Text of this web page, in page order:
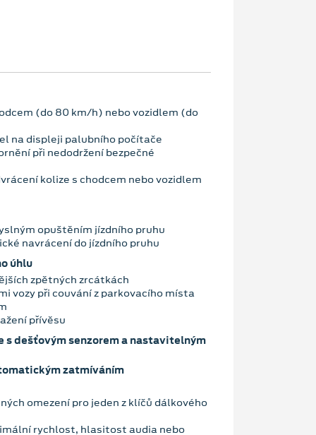
(do 80 km/h) nebo vozidlem (do
na displeji palubního počítače
při nedodržení bezpečné
kolize s chodcem nebo vozidlem
opuštěním jízdního pruhu
navrácení do jízdního pruhu
úhlu
zpětných zrcátkách
vozy při couvání z parkovacího místa
přívěsu
dešťovým senzorem a nastavitelným
zatmíváním
omezení pro jeden z klíčů dálkového
rychlost, hlasitost audia nebo